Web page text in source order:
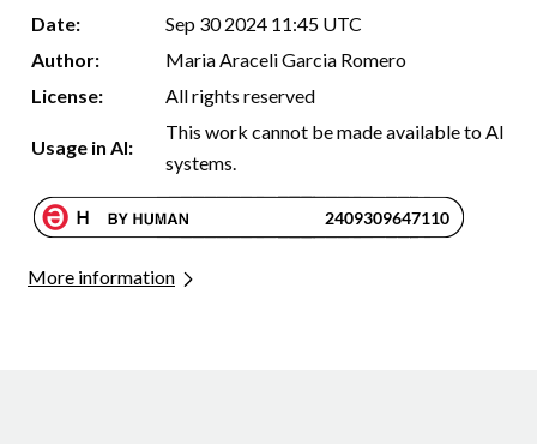
Date:
Sep 30 2024 11:45 UTC
Author:
Maria Araceli Garcia Romero
License:
All rights reserved
Usage in AI:
This work cannot be made available to AI
systems.
More information